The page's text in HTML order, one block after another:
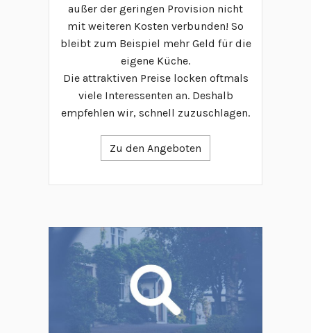
außer der geringen Provision nicht
mit weiteren Kosten verbunden! So
bleibt zum Beispiel mehr Geld für die
eigene Küche.
Die attraktiven Preise locken oftmals
viele Interessenten an. Deshalb
empfehlen wir, schnell zuzuschlagen.
Zu den Angeboten